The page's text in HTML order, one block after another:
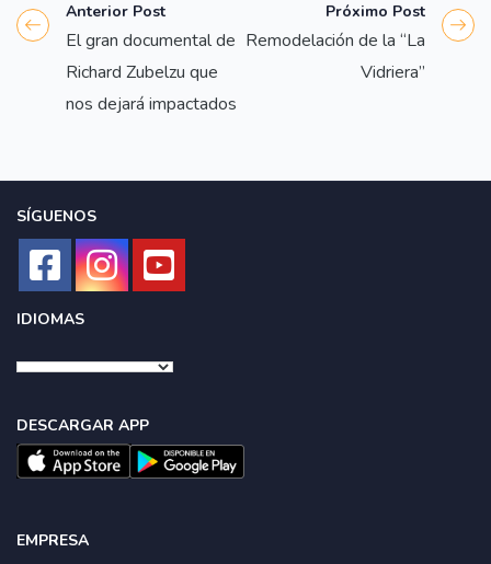
Anterior Post
El gran documental de
Richard Zubelzu que
nos dejará impactados
Próximo Post
Remodelación de la “La
Vidriera”
SÍGUENOS
IDIOMAS
DESCARGAR APP
EMPRESA